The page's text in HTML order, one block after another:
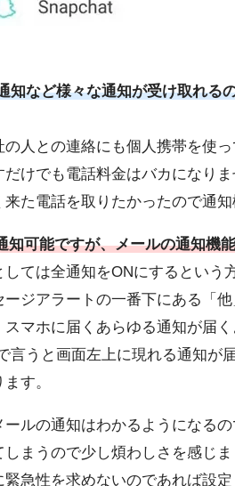
知など様々な通知が受け取れる
の人との連絡にも個人携帯を使
だけでも電話料金はバカになり
来た電話を取りたかったので通
知可能ですが、メールの通知機
しては全通知をONにするという
ージアラートの一番下にある「
スマホに届くあらゆる通知が届
言うと画面左上に現れる通知が
す。
ールの通知はわかるようになる
しまうので少し煩わしさを感じ
緊急性を求めないのであれば設